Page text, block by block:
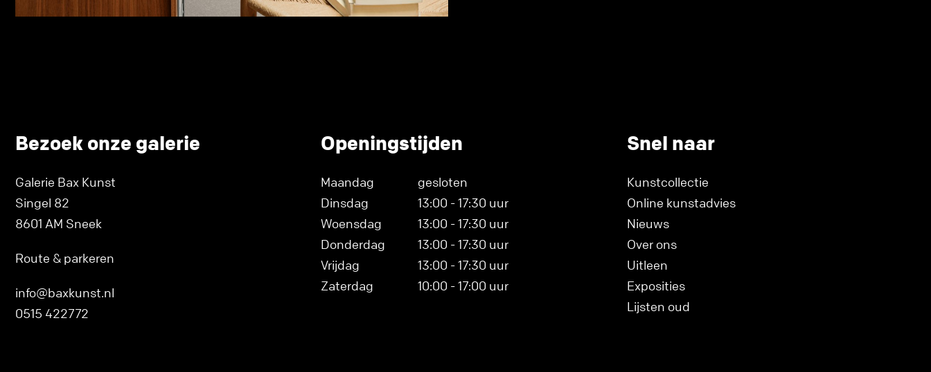
Bezoek onze galerie
Galerie Bax Kunst
Singel 82
8601 AM Sneek
Route & parkeren
info@baxkunst.nl
0515 422772
Openingstijden
Maandag
gesloten
Dinsdag
13:00 - 17:30 uur
Woensdag
13:00 - 17:30 uur
Donderdag
13:00 - 17:30 uur
Vrijdag
13:00 - 17:30 uur
Zaterdag
10:00 - 17:00 uur
Snel naar
Kunstcollectie
Online kunstadvies
Nieuws
Over ons
Uitleen
Exposities
Lijsten oud